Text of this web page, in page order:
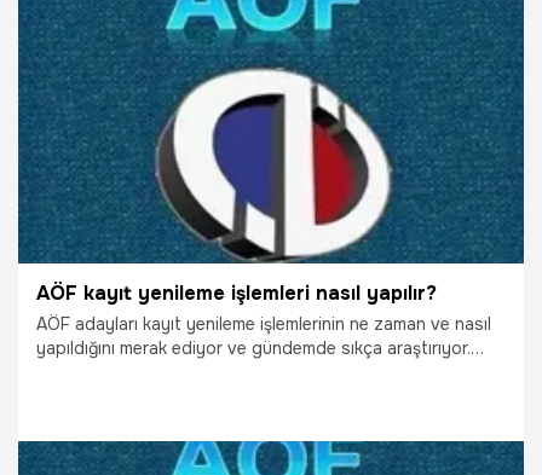
24.09.2018 Gündem
AÖF kayıt yenileme işlemleri nasıl yapılır?
AÖF adayları kayıt yenileme işlemlerinin ne zaman ve nasıl
yapıldığını merak ediyor ve gündemde sıkça araştırıyor.